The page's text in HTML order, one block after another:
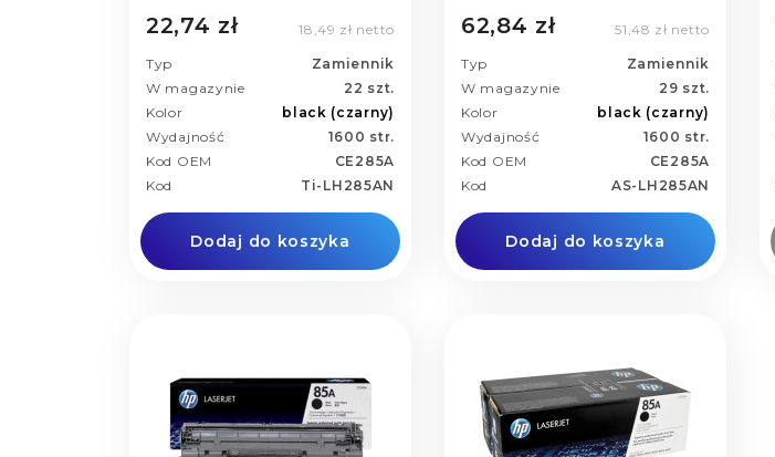
22,74 zł 18,49 zł netto
Typ
Zamiennik
W magazynie
22 szt.
Kolor
black (czarny)
Wydajność
1600 str.
Kod OEM
CE285A
Kod
Ti-LH285AN
Dodaj do koszyka
62,84 zł 51,48 zł netto
Typ
Zamiennik
W magazynie
29 szt.
Kolor
black (czarny)
Wydajność
1600 str.
Kod OEM
CE285A
Kod
AS-LH285AN
Dodaj do koszyka